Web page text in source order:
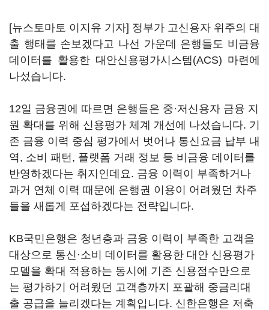
[뉴스토마토 이지유 기자] 정부가 고신용자 위주의 대
출 행태를 손보겠다고 나선 가운데 은행들도 비금융
데이터를 활용한 대안신용평가시스템(ACS) 마련에
나섰습니다.
12일 금융권에 따르면 은행들은 중·저신용자 금융 지
원 확대를 위해 신용평가 체계 개선에 나섰습니다. 기
존 금융 이력 중심 평가에서 벗어나 통신요금 납부 내
역, 소비 패턴, 플랫폼 거래 정보 등 비금융 데이터를
반영하겠다는 취지인데요. 금융 이력이 부족하거나
과거 연체 이력 때문에 은행권 이용이 어려웠던 차주
들을 새롭게 포섭하겠다는 전략입니다.
KB국민은행은 청년층과 금융 이력이 부족한 고객을
대상으로 통신·소비 데이터를 활용한 대안 신용평가
모델을 확대 적용하는 동시에 기존 신용점수만으로
는 평가하기 어려웠던 고객층까지 포괄해 중금리대
출 공급을 늘리겠다는 계획입니다. 신한은행은 저축